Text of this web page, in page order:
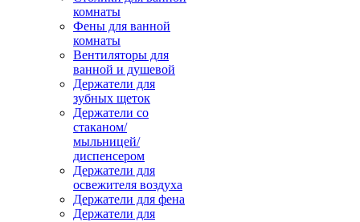
комнаты
Фены для ванной
комнаты
Вентиляторы для
ванной и душевой
Держатели для
зубных щеток
Держатели со
стаканом/
мыльницей/
диспенсером
Держатели для
освежителя воздуха
Держатели для фена
Держатели для